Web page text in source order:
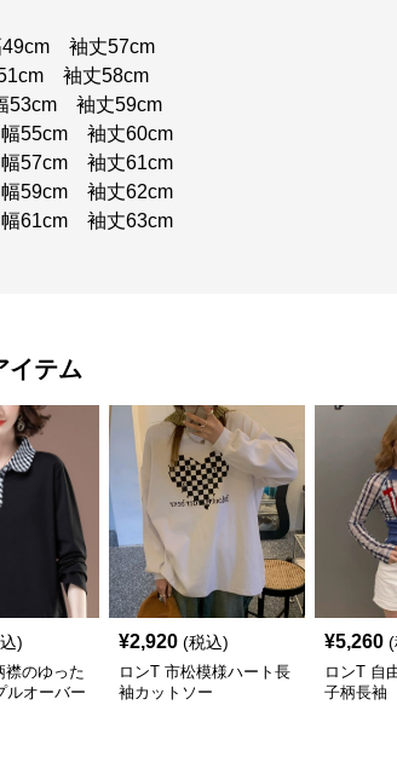
袖丈57cm
袖丈58cm
袖丈59cm
55cm 袖丈60cm
57cm 袖丈61cm
59cm 袖丈62cm
61cm 袖丈63cm
イテム
)
襟のゆった
ルオーバー
¥2,920 (税込)
ロンT 市松模様ハート長
袖カットソー
¥5,260 (
ロンT 自
子柄長袖